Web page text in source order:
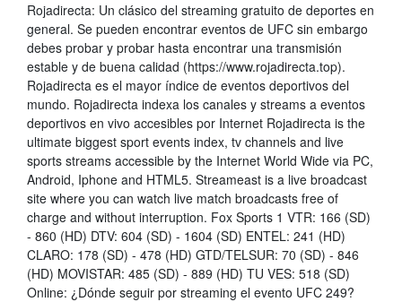
Rojadirecta: Un clásico del streaming gratuito de deportes en
general. Se pueden encontrar eventos de UFC sin embargo
debes probar y probar hasta encontrar una transmisión
estable y de buena calidad (https://www.rojadirecta.top).
Rojadirecta es el mayor índice de eventos deportivos del
mundo. Rojadirecta indexa los canales y streams a eventos
deportivos en vivo accesibles por Internet Rojadirecta is the
ultimate biggest sport events index, tv channels and live
sports streams accessible by the Internet World Wide via PC,
Android, Iphone and HTML5. Streameast is a live broadcast
site where you can watch live match broadcasts free of
charge and without interruption. Fox Sports 1 VTR: 166 (SD)
- 860 (HD) DTV: 604 (SD) - 1604 (SD) ENTEL: 241 (HD)
CLARO: 178 (SD) - 478 (HD) GTD/TELSUR: 70 (SD) - 846
(HD) MOVISTAR: 485 (SD) - 889 (HD) TU VES: 518 (SD)
Online: ¿Dónde seguir por streaming el evento UFC 249?